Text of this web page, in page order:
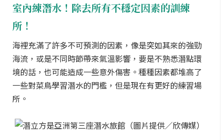
室內練潛水！除去所有不穩定因素的訓練
所！
海裡充滿了許多不可預測的因素，像是突如其來的強勁
海流，或是不同時節帶來氣溫影響，要是不熟悉潛點環
境的話，也可能造成一些意外傷害。種種因素都堆高了
一些對菜鳥學習潛水的門檻，但是現在有更好的練習場
所。